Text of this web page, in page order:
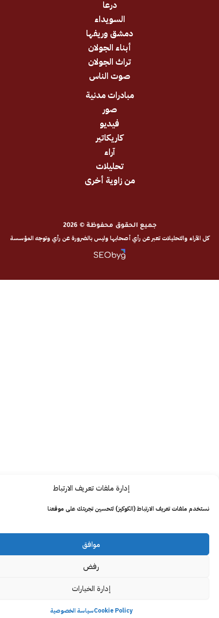
إدارة ملفات تعريف الارتباط
تعريف الارتباط (الكوكيز) لتحسين تجربتك على موقعنا
إدارة الخيارات
Cookie Policyسياسة الخصوصية
دمشق وريفها
أبناء الجولان
تراث الجولان
صوت الناس
مبادرات مدنية
من زاوية أخرى
جميع الحقوق محفوظة © 2026
تعبر عن رأي أصحابها وليس بالضرورة عن رأي وتوجه المؤسسة